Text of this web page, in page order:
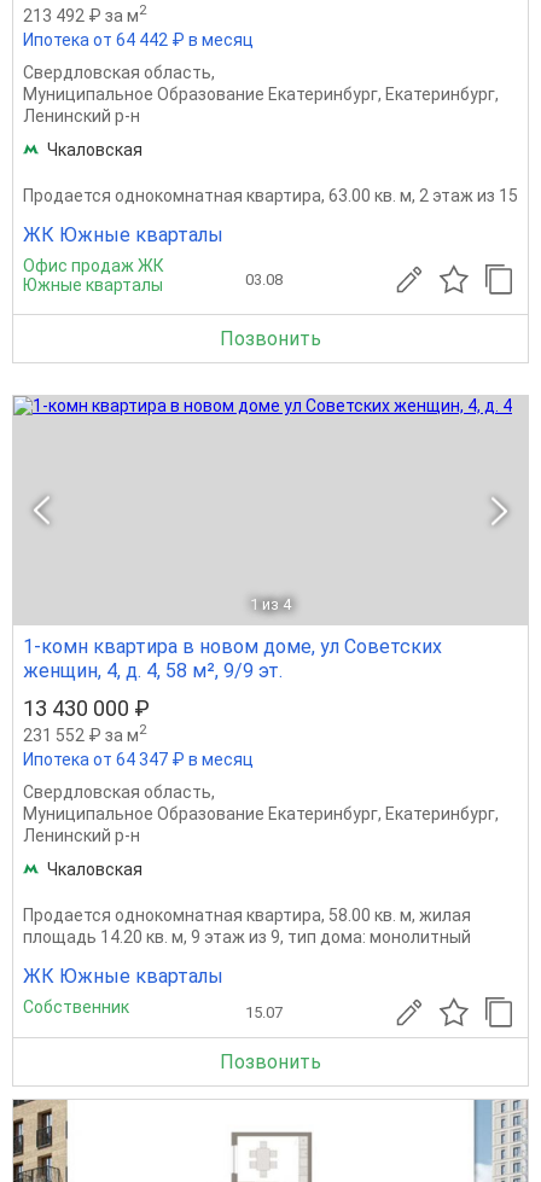
213 492 ₽ за м2
Ипотека от 64 442 ₽ в месяц
Свердловская область,
Муниципальное Образование Екатеринбург, Екатеринбург,
Ленинский р-н
Чкаловская
Продается однокомнатная квартира, 63.00 кв. м, 2 этаж из 15
ЖК Южные кварталы
Офис продаж ЖК
Южные кварталы
03.08
Позвонить
1 из 4
1-комн квартира в новом доме, ул Советских
женщин, 4, д. 4, 58 м², 9/9 эт.
13 430 000 ₽
231 552 ₽ за м2
Ипотека от 64 347 ₽ в месяц
Свердловская область,
Муниципальное Образование Екатеринбург, Екатеринбург,
Ленинский р-н
Чкаловская
Продается однокомнатная квартира, 58.00 кв. м, жилая
площадь 14.20 кв. м, 9 этаж из 9, тип дома: монолитный
ЖК Южные кварталы
Собственник 15.07
Позвонить